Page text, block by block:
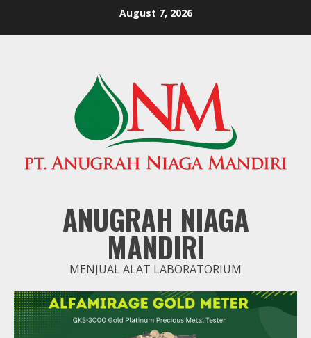
August 7, 2026
ANUGRAH NIAGA
MANDIRI
MENJUAL ALAT LABORATORIUM